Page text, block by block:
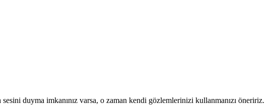
duyma imkanınız varsa, o zaman kendi gözlemlerinizi kullanmanızı öneririz.